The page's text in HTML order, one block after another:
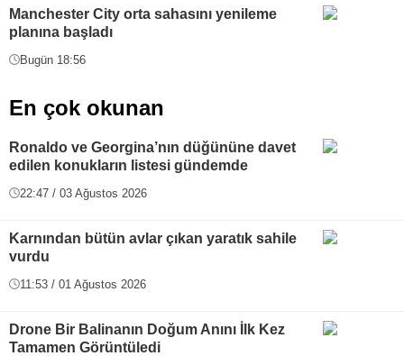
Manchester City orta sahasını yenileme
planına başladı
Bugün 18:56
En çok okunan
Ronaldo ve Georgina’nın düğününe davet
edilen konukların listesi gündemde
22:47 / 03 Ağustos 2026
Karnından bütün avlar çıkan yaratık sahile
vurdu
11:53 / 01 Ağustos 2026
Drone Bir Balinanın Doğum Anını İlk Kez
Tamamen Görüntüledi